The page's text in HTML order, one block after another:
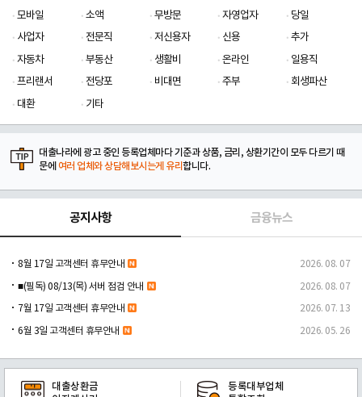
모바일
소액 무방문 자영업자
당일
사업자
전문직 저신용자 신용
추가
자동차
부동산 생활비 온라인
일용직
프리랜서
전당포 비대면 주부
회생파산
대환
기타
대출나라에 광고 중인 등록업체마다 기준과 상품, 금리, 상환기간이 모두 다르기 때
문에 여러 업체와 상담해보시는게 유리합니다.
공지사항 금융뉴스
8월 17일 고객센터 휴무안내 2026. 08. 07
■(필독) 08/13(목) 서버 점검 안내 2026. 08. 07
7월 17일 고객센터 휴무안내 2026. 07. 13
6월 3일 고객센터 휴무안내 2026. 05. 26
대출상환금
등록대부업체